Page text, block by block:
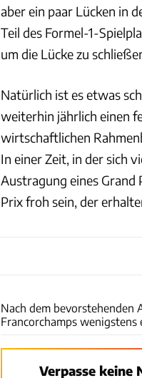
aber ein paar Lücken in
Teil des Formel-1-
um die Lücke zu
Natürlich ist es etwas
weiterhin jährlich einen
wirtschaftlichen
In einer Zeit, in der sich
Austragung eines Grand
Prix froh sein, der
Nach dem bevorstehenden
Francorchamps wenigstens
Verpasse keine